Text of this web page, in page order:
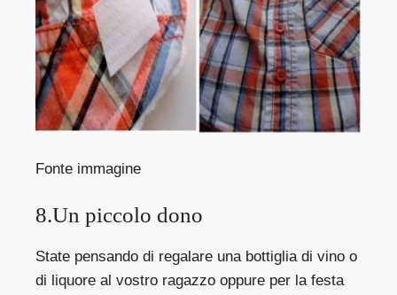
Fonte immagine
8.Un piccolo dono
State pensando di regalare una bottiglia di vino o
di liquore al vostro ragazzo oppure per la festa